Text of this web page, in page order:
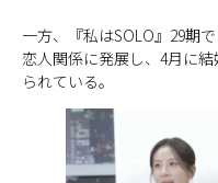
一方、『私はSOLO』29期
恋人関係に発展し、4月に
られている。